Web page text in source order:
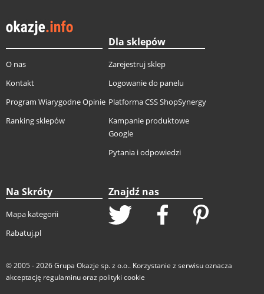
O nas
Kontakt
Program Wiarygodne Opinie
Ranking sklepów
Dla sklepów
Zarejestruj sklep
Logowanie do panelu
Platforma CSS ShopSynergy
Kampanie produktowe
Google
Pytania i odpowiedzi
Na Skróty
Mapa kategorii
Rabatuj.pl
Znajdź nas
© 2005 - 2026Grupa Okazje sp. z o.o.. Korzystanie z serwisu oznacza
akceptację regulaminuoraz polityki cookie